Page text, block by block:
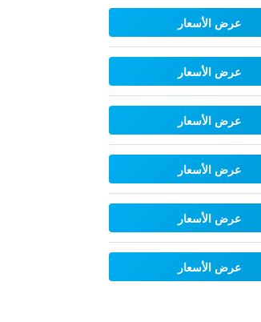
عرض الأسعار
عرض الأسعار
عرض الأسعار
عرض الأسعار
عرض الأسعار
عرض الأسعار